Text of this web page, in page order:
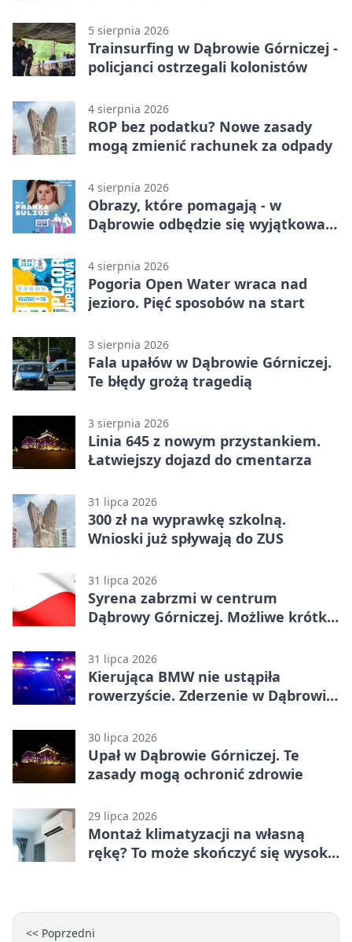
5 sierpnia 2026
Trainsurfing w Dąbrowie Górniczej -
policjanci ostrzegali kolonistów
4 sierpnia 2026
ROP bez podatku? Nowe zasady
mogą zmienić rachunek za odpady
4 sierpnia 2026
Obrazy, które pomagają - w
Dąbrowie odbędzie się wyjątkowa
4 sierpnia 2026
Pogoria Open Water wraca nad
jezioro. Pięć sposobów na start
3 sierpnia 2026
Fala upałów w Dąbrowie Górniczej.
Te błędy grożą tragedią
3 sierpnia 2026
Linia 645 z nowym przystankiem.
Łatwiejszy dojazd do cmentarza
31 lipca 2026
300 zł na wyprawkę szkolną.
Wnioski już spływają do ZUS
31 lipca 2026
Syrena zabrzmi w centrum
Dąbrowy Górniczej. Możliwe krótkie
31 lipca 2026
Kierująca BMW nie ustąpiła
rowerzyście. Zderzenie w Dąbrowie
30 lipca 2026
Upał w Dąbrowie Górniczej. Te
zasady mogą ochronić zdrowie
29 lipca 2026
Montaż klimatyzacji na własną
rękę? To może skończyć się wysoką
<< Poprzedni